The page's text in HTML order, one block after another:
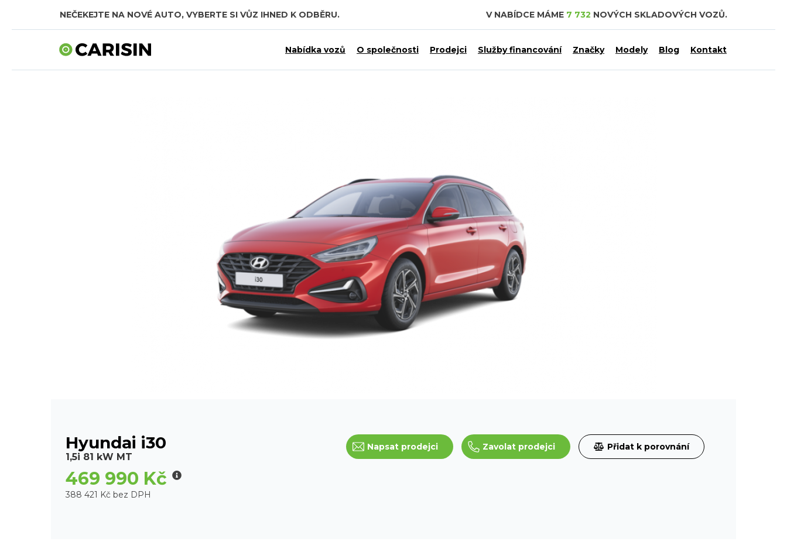
NEČEKEJTE NA NOVÉ AUTO, VYBERTE SI VŮZ IHNED K ODBĚRU.
SKLADOVÁ AUTA V CELKOVÉ HODNOTĚ TÉMĚŘ 7,5 MILIARDY KČ. V NABÍDCE MÁME 7 732 NOVÝCH SKLADOVÝCH VOZŮ.
Nabídka vozů O společnosti Prodejci Služby financování Značky Modely Blog Kontakt
Hyundai i30
1,5i 81 kW MT
469 990 Kč
388 421 Kč bez DPH
Napsat prodejci Zavolat prodejci Přidat k porovnání